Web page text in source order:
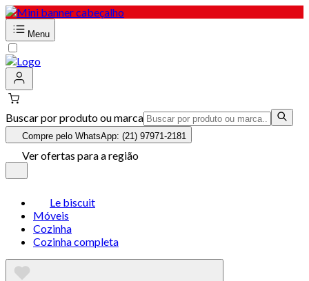
Menu
Buscar por produto ou marca
Compre pelo WhatsApp: (21) 97971-2181
Ver ofertas para a região
Le biscuit
Móveis
Cozinha
Cozinha completa